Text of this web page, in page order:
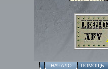
НАЧАЛО ПОМОЩЬ